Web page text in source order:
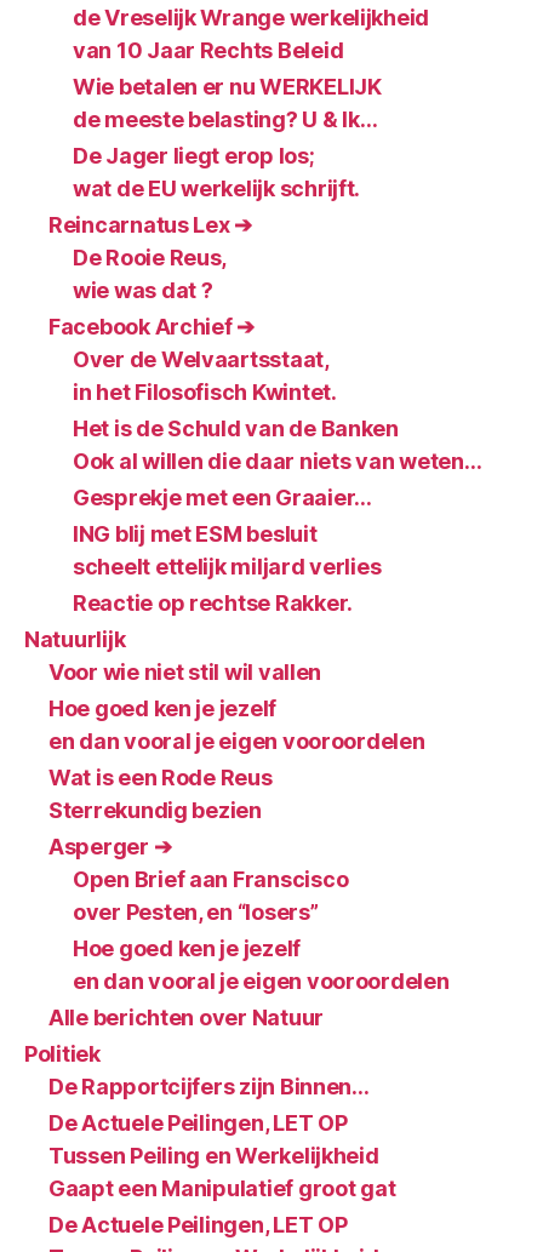
de Vreselijk Wrange werkelijkheid
van 10 Jaar Rechts Beleid
Wie betalen er nu WERKELIJK
de meeste belasting? U & Ik…
De Jager liegt erop los;
wat de EU werkelijk schrijft.
Reincarnatus Lex ➔
De Rooie Reus,
wie was dat ?
Facebook Archief ➔
Over de Welvaartsstaat,
in het Filosofisch Kwintet.
Het is de Schuld van de Banken
Ook al willen die daar niets van weten…
Gesprekje met een Graaier…
ING blij met ESM besluit
scheelt ettelijk miljard verlies
Reactie op rechtse Rakker.
Natuurlijk
Voor wie niet stil wil vallen
Hoe goed ken je jezelf
en dan vooral je eigen vooroordelen
Wat is een Rode Reus
Sterrekundig bezien
Asperger ➔
Open Brief aan Franscisco
over Pesten, en “losers”
Hoe goed ken je jezelf
en dan vooral je eigen vooroordelen
Alle berichten over Natuur
Politiek
De Rapportcijfers zijn Binnen…
De Actuele Peilingen, LET OP
Tussen Peiling en Werkelijkheid
Gaapt een Manipulatief groot gat
De Actuele Peilingen, LET OP